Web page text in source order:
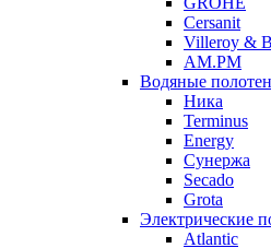
Cersanit
Villeroy &
AM.PM
Водяные
Ника
Terminus
Energy
Сунержа
Secado
Grota
Электрические
Atlantic